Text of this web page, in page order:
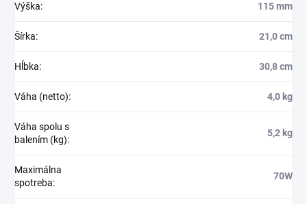
Výška: 115 mm
Šírka: 21,0 cm
Hĺbka: 30,8 cm
Váha (netto): 4,0 kg
Váha spolu s
balením (kg):
5,2 kg
Maximálna
spotreba:
70W